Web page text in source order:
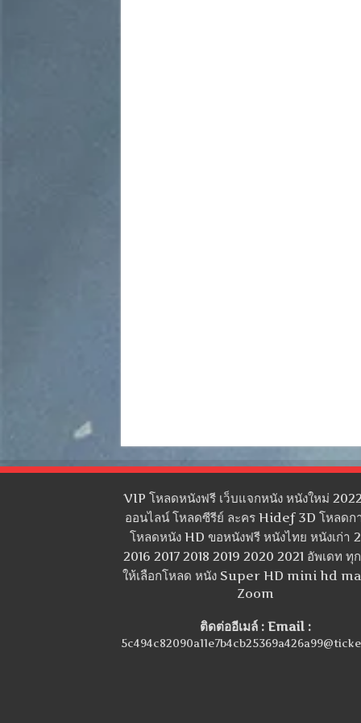
VIP โหลดหนังฟรี เว็บแจกหนัง หนังใหม่
ออนไลน์ โหลดซีรีย์ ละคร Hidef 3D โหลดก
โหลดหนัง HD ขอหนังฟรี หนังไทย หนังเก่า
2016 2017 2018 2019 2020 2021 อัพเดท ทุ
ให้เลือกโหลด หนัง Super HD mini hd
Zoom
ติดต่ออีเมล์ : Email :